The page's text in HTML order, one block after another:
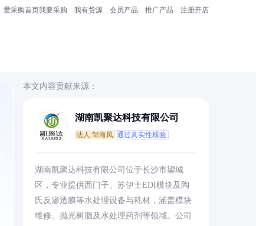
爱采购首页我要采购 我有货源 会员产品 推广产品 注册开店
本文内容贡献来源：
湖南凯聚达科技有限公司
法人:邹海凤 通过真实性核验
湖南凯聚达科技有限公司位于长沙市望城
区，专业提供西门子、苏伊士EDI模块及陶
氏反渗透膜等水处理设备与耗材，涵盖模块
维修、抛光树脂及水处理药剂等领域。公司